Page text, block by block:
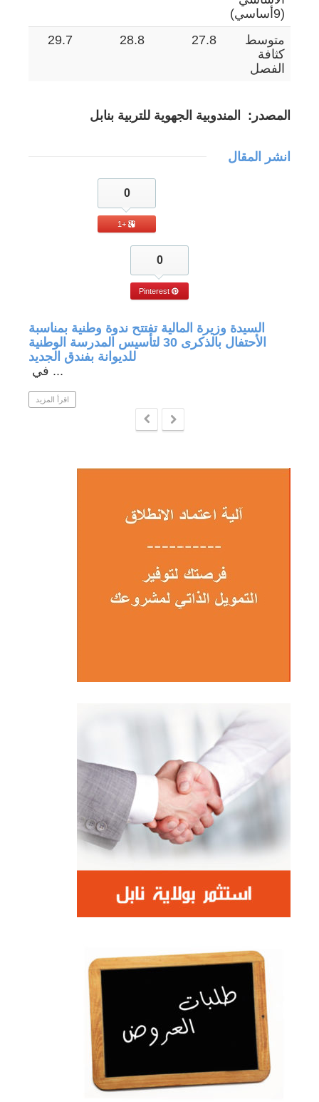
(9أساسي)
متوسط
كثافة
الفصل
27.8
28.8
29.7
المصدر: المندوبية الجهوية للتربية بنابل
انشر المقال
0
+1
0
Pinterest
السيدة وزيرة المالية تفتتح ندوة وطنية بمناسبة
الأحتفال بالذكرى 30 لتأسيس المدرسة الوطنية
للديوانة بفندق الجديد
في ...
اقرأ المزيد